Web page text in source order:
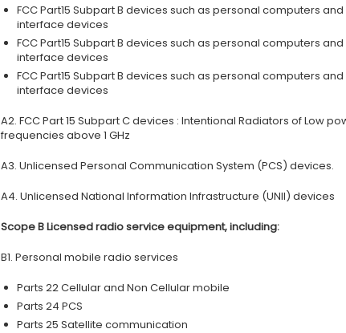
FCC Part15 Subpart B devices such as personal computers
interface devices
FCC Part15 Subpart B devices such as personal computers
interface devices
FCC Part15 Subpart B devices such as personal computers
interface devices
A2. FCC Part 15 Subpart C devices : Intentional Radiators of Low
frequencies above 1 GHz
A3. Unlicensed Personal Communication System (PCS) devices.
A4. Unlicensed National Information Infrastructure (UNII) devices
Scope B Licensed radio service equipment, including:
B1. Personal mobile radio services
Parts 22 Cellular and Non Cellular mobile
Parts 24 PCS
Parts 25 Satellite communication